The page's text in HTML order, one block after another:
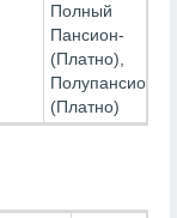
Полный
Пансион-
(Платно),
Полупансион-
(Платно)